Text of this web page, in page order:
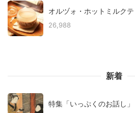
オルヅォ・ホットミルク
26,988
新着
特集「いっぷくのお話し」